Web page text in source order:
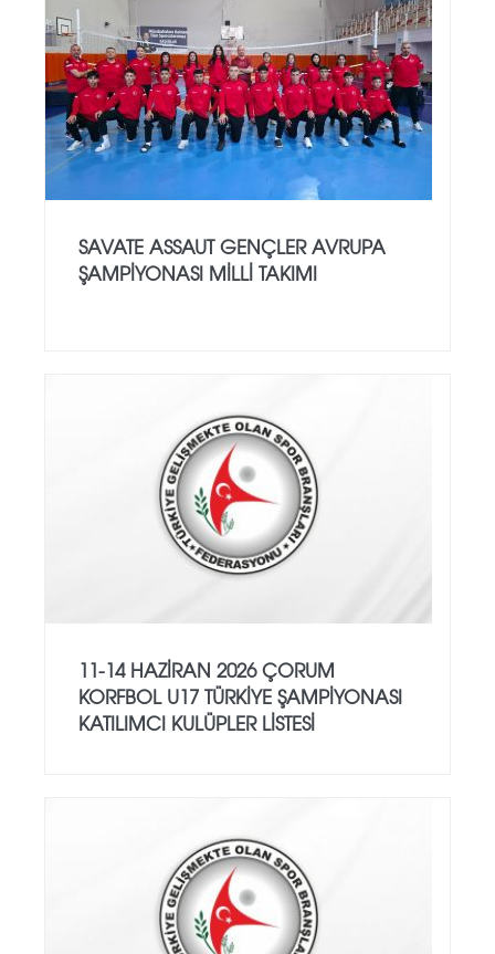
SAVATE ASSAUT GENÇLER AVRUPA
ŞAMPİYONASI MİLLİ TAKIMI
11-14 HAZİRAN 2026 ÇORUM
KORFBOL U17 TÜRKİYE ŞAMPİYONASI
KATILIMCI KULÜPLER LİSTESİ